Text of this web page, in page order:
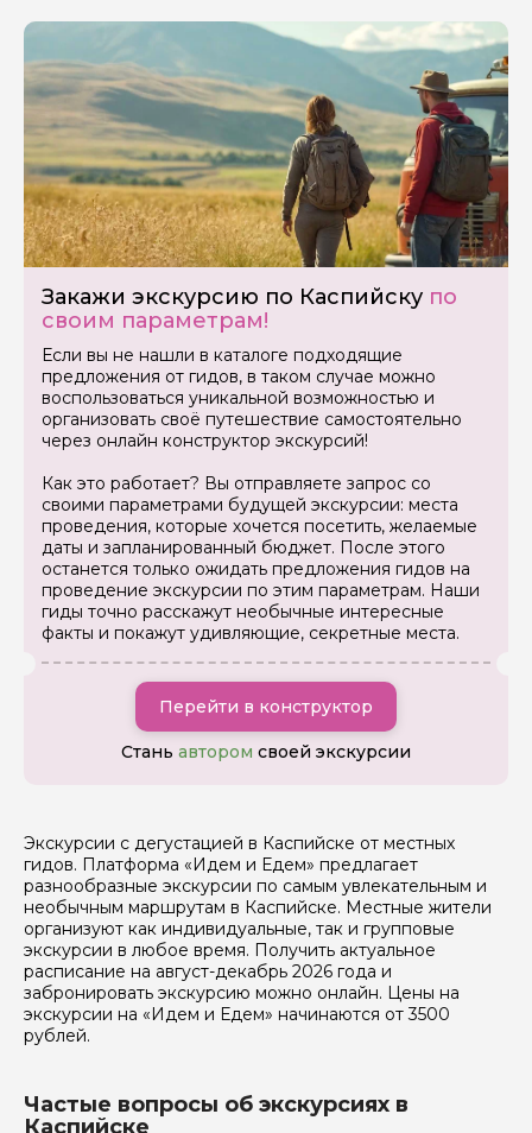
Закажи экскурсию по Каспийску по
своим параметрам!
Если вы не нашли в каталоге подходящие
предложения от гидов, в таком случае можно
воспользоваться уникальной возможностью и
организовать своё путешествие самостоятельно
через онлайн конструктор экскурсий!
Как это работает? Вы отправляете запрос со
своими параметрами будущей экскурсии: места
проведения, которые хочется посетить, желаемые
даты и запланированный бюджет. После этого
останется только ожидать предложения гидов на
проведение экскурсии по этим параметрам. Наши
гиды точно расскажут необычные интересные
факты и покажут удивляющие, секретные места.
Перейти в конструктор
Стань автором своей экскурсии
Экскурсии с дегустацией в Каспийске от местных
гидов. Платформа «Идем и Едем» предлагает
разнообразные экскурсии по самым увлекательным и
необычным маршрутам в Каспийске. Местные жители
организуют как индивидуальные, так и групповые
экскурсии в любое время. Получить актуальное
расписание на август-декабрь 2026 года и
забронировать экскурсию можно онлайн. Цены на
экскурсии на «Идем и Едем» начинаются от 3500
рублей.
Частые вопросы об экскурсиях в
Каспийске
Задайте свой вопрос гиду
Как вас зовут
Ваша электронная почта
Ваш номер телефона
Вопросы и комментарии
задать
Я даю своё согласие на обработку персональных
данных
Отправить